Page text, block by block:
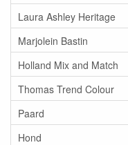
Laura Ashley Heritage
Marjolein Bastin
Holland Mix and Match
Thomas Trend Colour
Paard
Hond